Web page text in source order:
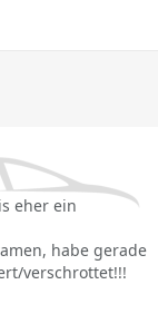
eher ein
habe gerade
verschrottet!!!